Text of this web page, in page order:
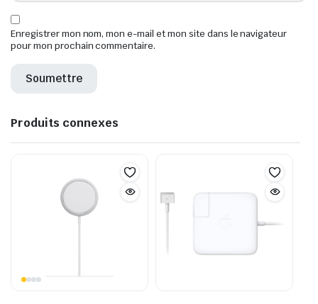
Enregistrer mon nom, mon e-mail et mon site dans le navigateur
pour mon prochain commentaire.
Produits connexes